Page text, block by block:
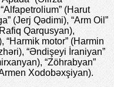
(Harut
(Jerj Qədimi), “Arm Oil”
Qarqusyan),
“Harmik motor” (Harmin
“Əndişeyi İraniyan”
“Zöhrabyan”
Xodobəxşiyan).